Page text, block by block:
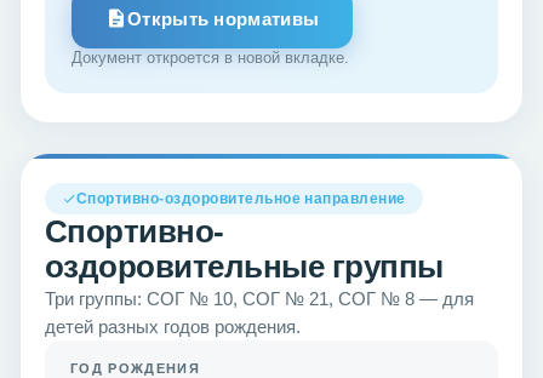
Открыть нормативы
Документ откроется в новой вкладке.
Спортивно-оздоровительное направление
Спортивно-
оздоровительные группы
Три группы: СОГ № 10, СОГ № 21, СОГ № 8 — для
детей разных годов рождения.
ГОД РОЖДЕНИЯ